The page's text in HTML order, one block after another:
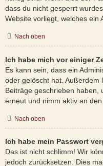
dass du nicht gesperrt
Website vorliegt, welches ein
Nach oben
Ich habe mich vor einiger
Es kann sein, dass ein
oder gelöscht hat. Außerdem
Beiträge geschrieben haben,
erneut und nimm aktiv an
Nach oben
Ich habe mein Passwort
Das ist nicht schlimm! Wir
jedoch zurücksetzen. Dies